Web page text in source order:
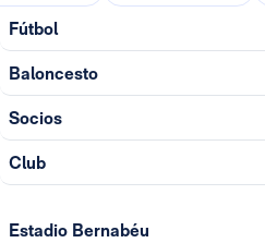
Fútbol
Baloncesto
Socios
Club
Estadio Bernabéu